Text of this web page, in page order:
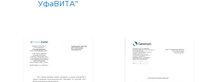
УфаВИТА"